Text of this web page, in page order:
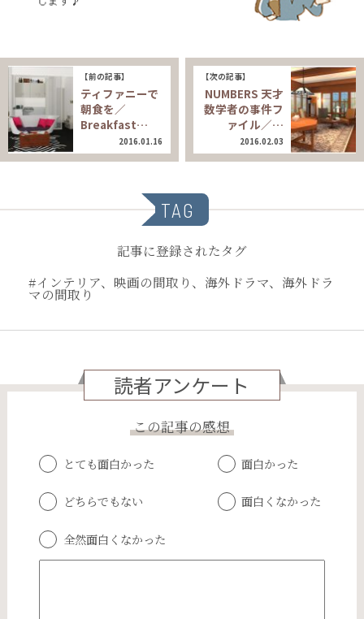
【前の記事】
ティファニーで
朝食を／
Breakfast…
2016.01.16
【次の記事】
NUMBERS 天才
数学者の事件フ
ァイル／…
2016.02.03
TAG
記事に登録されたタグ
#インテリア、映画の間取り、海外ドラマ、海外ドラ
マの間取り
読者アンケート
この記事の感想
とても面白かった 面白かった
どちらでもない 面白くなかった
全然面白くなかった